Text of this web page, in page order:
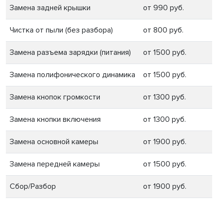
Замена задней крышки от 990 руб.
Чистка от пыли (без разбора) от 800 руб.
Замена разъема зарядки (питания) от 1500 руб.
Замена полифонического динамика от 1500 руб.
Замена кнопок громкости от 1300 руб.
Замена кнопки включения от 1300 руб.
Замена основной камеры от 1900 руб.
Замена передней камеры от 1500 руб.
Сбор/Разбор от 1900 руб.